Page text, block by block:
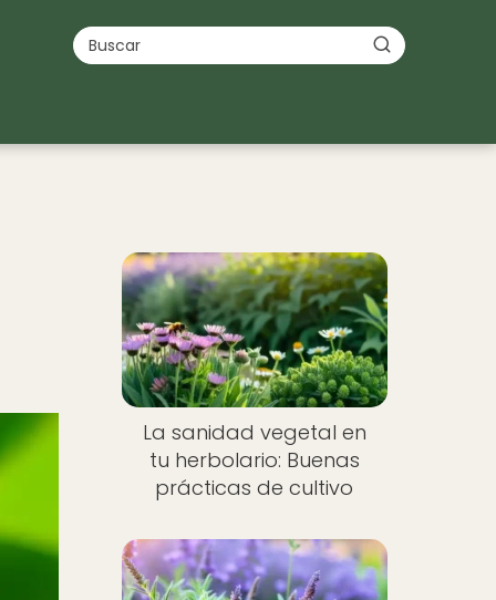
La sanidad vegetal en
tu herbolario: Buenas
prácticas de cultivo